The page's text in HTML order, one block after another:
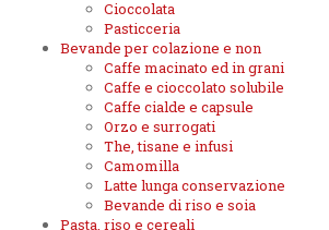
Cioccolata
Pasticceria
Bevande per colazione e non
Caffe macinato ed in grani
Caffe e cioccolato solubile
Caffe cialde e capsule
Orzo e surrogati
The, tisane e infusi
Camomilla
Latte lunga conservazione
Bevande di riso e soia
Pasta, riso e cereali